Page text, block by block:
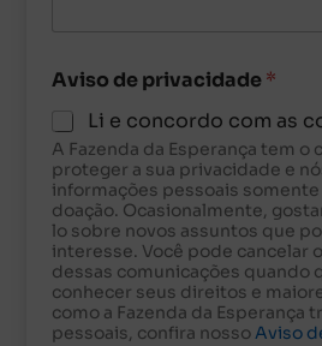
Aviso de privacidade*
Li e concordo com as
A Fazenda da Esperança tem
proteger a sua privacidade e
informações pessoais somente
doação. Ocasionalmente,
lo sobre novos assuntos que
interesse. Você pode cancelar o recebimento
dessas comunicações quando
conhecer seus direitos e
como a Fazenda da Esperança
pessoais, confira nossoAviso